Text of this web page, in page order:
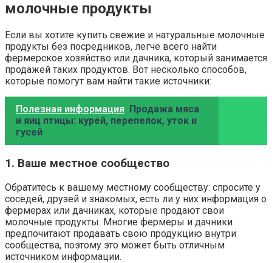
молочные продукты
Если вы хотите купить свежие и натуральные молочные
продукты без посредников, легче всего найти
фермерское хозяйство или дачника, который занимается
продажей таких продуктов. Вот несколько способов,
которые помогут вам найти такие источники:
Полезная информация Продажа мяса
и яиц птицы: курей, перепелок, уток и
гусей
1. Ваше местное сообщество
Обратитесь к вашему местному сообществу: спросите у
соседей, друзей и знакомых, есть ли у них информация о
фермерах или дачниках, которые продают свои
молочные продукты. Многие фермеры и дачники
предпочитают продавать свою продукцию внутри
сообщества, поэтому это может быть отличным
источником информации.